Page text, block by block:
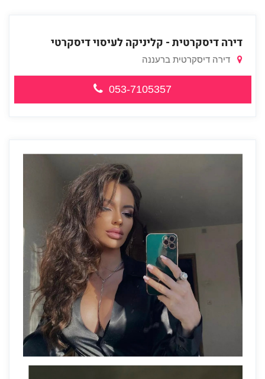
דירה דיסקרטית - קליניקה לעיסוי דיסקרטי
דירה דיסקרטית ברעננה
053-7105357